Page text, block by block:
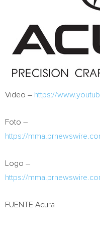
Video – https://
Foto –
https://
Logo –
https://
FUENTE Acura